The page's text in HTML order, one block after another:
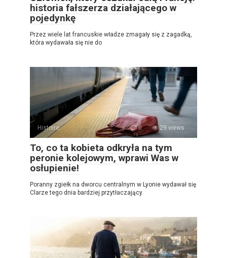
historia fałszerza działającego w
pojedynkę
Przez wiele lat francuskie władze zmagały się z zagadką,
która wydawała się nie do
Histoire 0 29 views
To, co ta kobieta odkryła na tym
peronie kolejowym, wprawi Was w
osłupienie!
Poranny zgiełk na dworcu centralnym w Lyonie wydawał się
Clarze tego dnia bardziej przytłaczający